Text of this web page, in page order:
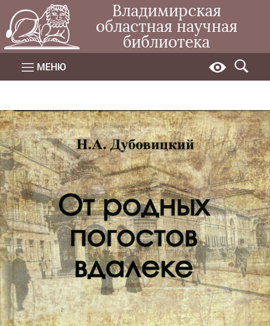
Владимирская
областная научная
библиотека
МЕНЮ